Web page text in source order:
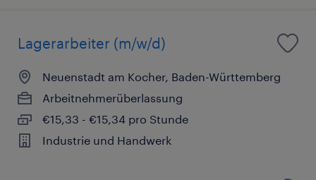
Lagerarbeiter (m/w/d)
Neuenstadt am Kocher, Baden-Württemberg
Arbeitnehmerüberlassung
€15,33 - €15,34 pro Stunde
Industrie und Handwerk